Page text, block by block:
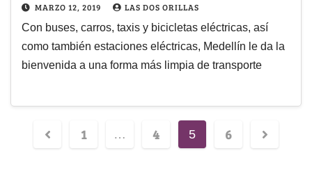
MARZO 12, 2019 LAS DOS ORILLAS
Con buses, carros, taxis y bicicletas eléctricas, así
como también estaciones eléctricas, Medellín le da la
bienvenida a una forma más limpia de transporte
1 … 4 5 6